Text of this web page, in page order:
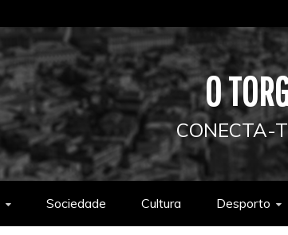
O
CONECTA-
Sociedade Cultura Desporto